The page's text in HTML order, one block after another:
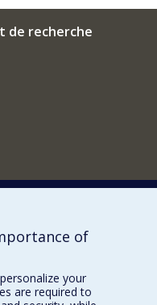
de recherche
of
your
are required to